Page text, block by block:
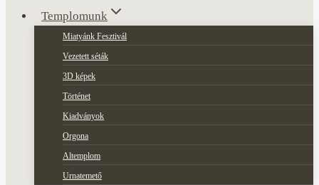
Templomunk
Miatyánk Fesztivál
Vezetett séták
3D képek
Történet
Kiadványok
Orgona
Altemplom
Urnatemető